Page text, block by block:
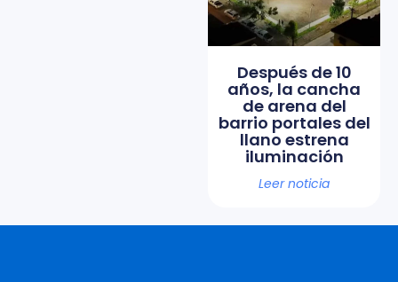
Después de 10
años, la cancha
de arena del
barrio portales del
llano estrena
iluminación
Leer noticia